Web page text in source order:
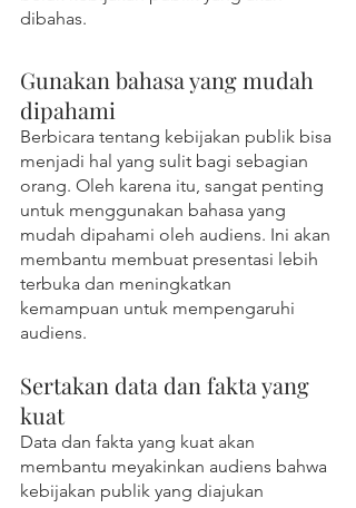
dibahas.
Gunakan bahasa yang mudah
dipahami
Berbicara tentang kebijakan publik bisa
menjadi hal yang sulit bagi sebagian
orang. Oleh karena itu, sangat penting
untuk menggunakan bahasa yang
mudah dipahami oleh audiens. Ini akan
membantu membuat presentasi lebih
terbuka dan meningkatkan
kemampuan untuk mempengaruhi
audiens.
Sertakan data dan fakta yang
kuat
Data dan fakta yang kuat akan
membantu meyakinkan audiens bahwa
kebijakan publik yang diajukan